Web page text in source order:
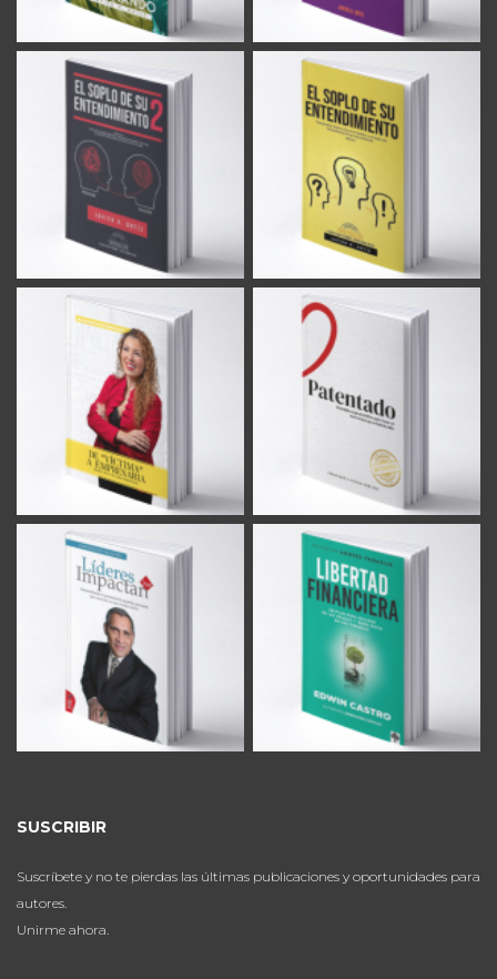
SUSCRIBIR
Suscríbete y no te pierdas las últimas publicaciones y oportunidades para
autores.
Unirme ahora.